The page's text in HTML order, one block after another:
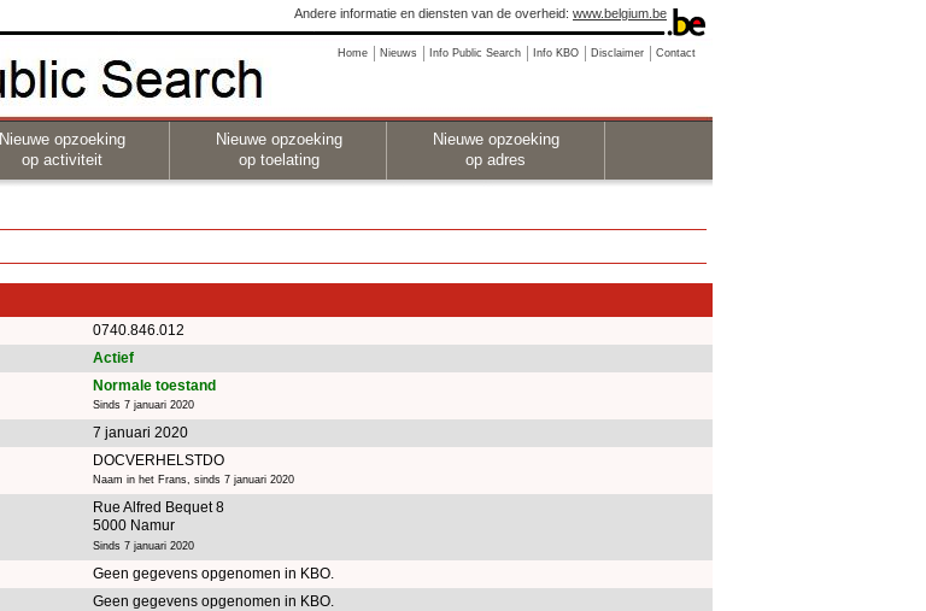
Andere informatie en diensten van de overheid: www.belgium.be
Home Nieuws Info Public Search Info KBO Disclaimer Contact
Nieuwe opzoeking
op activiteit
Nieuwe opzoeking
op toelating
Nieuwe opzoeking
op adres
0740.846.012
Actief
Normale toestand
Sinds 7 januari 2020
7 januari 2020
DOCVERHELSTDO
Naam in het Frans, sinds 7 januari 2020
Rue Alfred Bequet 8
5000 Namur
Sinds 7 januari 2020
Geen gegevens opgenomen in KBO.
Geen gegevens opgenomen in KBO.